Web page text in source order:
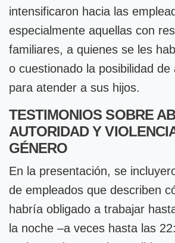
intensificaron hacia las
especialmente aquellas con
familiares, a quienes se les
o cuestionado la posibilidad de
para atender a sus hijos.
TESTIMONIOS SOBRE
AUTORIDAD Y
GÉNERO
En la presentación, se
de empleados que describen
habría obligado a trabajar
la noche –a veces hasta las